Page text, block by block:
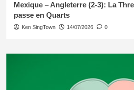
Mexique – Angleterre (2-3): La
passe en Quarts
Ken SingTown 14/07/2026 0